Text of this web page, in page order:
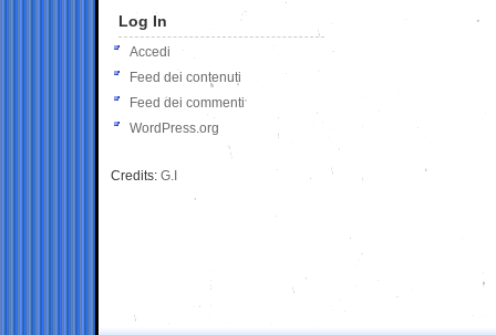
Log In
Accedi
Feed dei contenuti
Feed dei commenti
WordPress.org
Credits: G.I